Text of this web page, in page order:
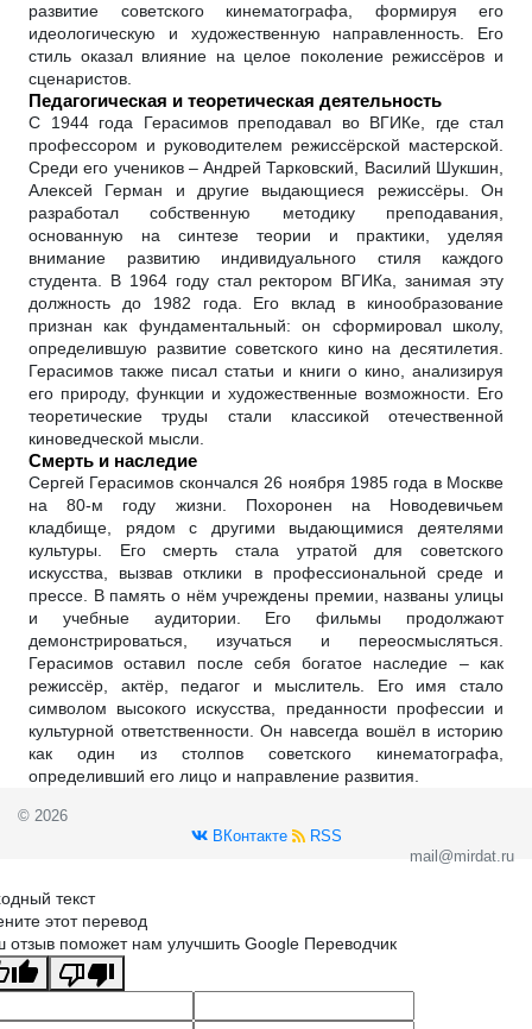
развитие советского кинематографа, формируя его
идеологическую и художественную направленность. Его
стиль оказал влияние на целое поколение режиссёров и
сценаристов.
Педагогическая и теоретическая деятельность
С 1944 года Герасимов преподавал во ВГИКе, где стал
профессором и руководителем режиссёрской мастерской.
Среди его учеников – Андрей Тарковский, Василий Шукшин,
Алексей Герман и другие выдающиеся режиссёры. Он
разработал собственную методику преподавания,
основанную на синтезе теории и практики, уделяя
внимание развитию индивидуального стиля каждого
студента. В 1964 году стал ректором ВГИКа, занимая эту
должность до 1982 года. Его вклад в кинообразование
признан как фундаментальный: он сформировал школу,
определившую развитие советского кино на десятилетия.
Герасимов также писал статьи и книги о кино, анализируя
его природу, функции и художественные возможности. Его
теоретические труды стали классикой отечественной
киноведческой мысли.
Смерть и наследие
Сергей Герасимов скончался 26 ноября 1985 года в Москве
на 80-м году жизни. Похоронен на Новодевичьем
кладбище, рядом с другими выдающимися деятелями
культуры. Его смерть стала утратой для советского
искусства, вызвав отклики в профессиональной среде и
прессе. В память о нём учреждены премии, названы улицы
и учебные аудитории. Его фильмы продолжают
демонстрироваться, изучаться и переосмысляться.
Герасимов оставил после себя богатое наследие – как
режиссёр, актёр, педагог и мыслитель. Его имя стало
символом высокого искусства, преданности профессии и
культурной ответственности. Он навсегда вошёл в историю
как один из столпов советского кинематографа,
определивший его лицо и направление развития.
© 2026
ВКонтакте
RSS
mail@mirdat.ru
текст
этот перевод
отзыв поможет нам улучшить Google Переводчик